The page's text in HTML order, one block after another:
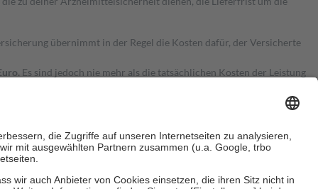
übernimmt in der Regel die Kosten dafür, der Versicherte
Es sind jedoch nie mehr als die tatsächlichen Kosten der Leistung
Zuzahlungen an bei: